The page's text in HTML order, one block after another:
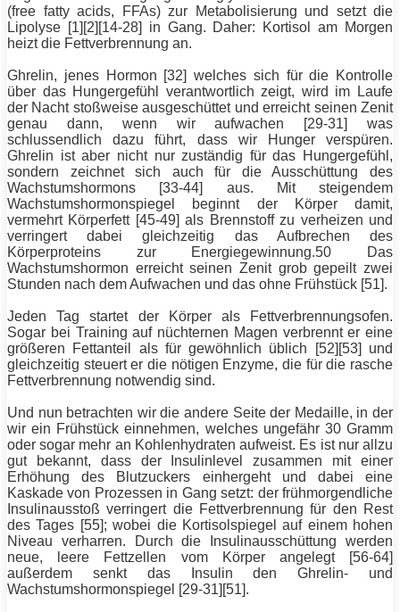
(free fatty acids, FFAs) zur Metabolisierung und setzt die
Lipolyse [1][2][14-28] in Gang. Daher: Kortisol am Morgen
heizt die Fettverbrennung an.
Ghrelin, jenes Hormon [32] welches sich für die Kontrolle
über das Hungergefühl verantwortlich zeigt, wird im Laufe
der Nacht stoßweise ausgeschüttet und erreicht seinen Zenit
genau dann, wenn wir aufwachen [29-31] was
schlussendlich dazu führt, dass wir
Hungerverspüren.
Ghrelin ist aber nicht nur zuständig für das Hungergefühl,
sondern zeichnet sich auch für die Ausschüttung des
Wachstumshormons [33-44] aus. Mit steigendem
Wachstumshormonspiegel beginnt der Körper damit,
vermehrt Körperfett[45-49] als Brennstoff zu verheizen und
verringert dabei gleichzeitig das Aufbrechen des
Körperproteins zur Energiegewinnung.50 Das
Wachstumshormon erreicht seinen Zenit grob gepeilt zwei
Stunden nach dem Aufwachen und das ohne Frühstück [51].
Jeden Tag startet der Körper als Fettverbrennungsofen.
Sogar bei Training auf nüchternen Magen verbrennt er eine
größeren Fettanteil als für gewöhnlich üblich [52][53] und
gleichzeitig steuert er die nötigen Enzyme, die für die rasche
Fettverbrennung notwendig sind.
Und nun betrachten wir die andere Seite der Medaille, in der
wir ein Frühstück einnehmen, welches ungefähr 30 Gramm
oder sogar mehr an Kohlenhydraten aufweist. Es ist nur allzu
gut bekannt, dass der Insulinlevel zusammen mit einer
Erhöhung des Blutzuckers einhergeht und dabei eine
Kaskade von Prozessen in Gang setzt: der frühmorgendliche
Insulinausstoß verringert die Fettverbrennung für den Rest
des Tages [55]; wobei die Kortisolspiegel auf einem hohen
Niveau verharren. Durch die Insulinausschüttung werden
neue, leere Fettzellen vom Körper angelegt [56-64]
außerdem senkt das Insulin den Ghrelin- und
Wachstumshormonspiegel [29-31][51].